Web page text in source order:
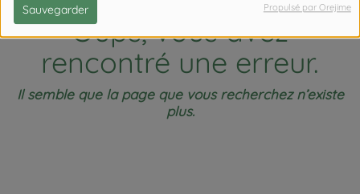
Sauvegarder Propulsé par Orejime
Oups, vous avez
rencontré une erreur.
Il semble que la page que vous recherchez n’existe
plus.